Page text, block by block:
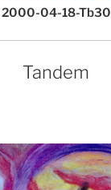
2000-04-18-Tb30
Tandem